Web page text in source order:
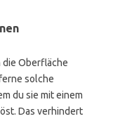
die Oberfläche
solche
du sie mit einem
Das verhindert